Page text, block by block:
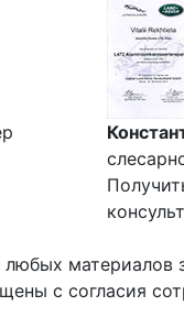
любых материалов
с согласия